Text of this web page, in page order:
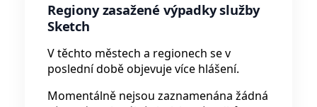
Regiony zasažené výpadky služby
Sketch
V těchto městech a regionech se v
poslední době objevuje více hlášení.
Momentálně nejsou zaznamenána žádná